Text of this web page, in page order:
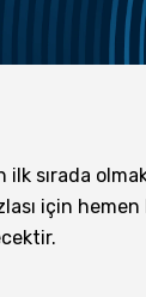
sırada
için